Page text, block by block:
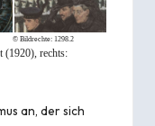
© Bildrechte: 1298.2
(1920), rechts:
an, der sich